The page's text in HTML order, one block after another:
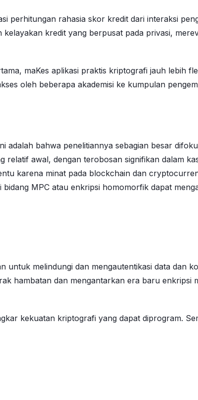
perhitungan rahasia skor kredit dari interaksi
kredit yang berpusat pada privasi,
maKes aplikasi praktis kriptografi jauh lebih
oleh beberapa akademisi ke kumpulan
adalah bahwa penelitiannya sebagian besar
awal, dengan terobosan signifikan dalam
karena minat pada blockchain dan
MPC atau enkripsi homomorfik dapat
melindungi dan mengautentikasi data dan
hambatan dan mengantarkan era baru enkripsi
kekuatan kriptografi yang dapat diprogram.